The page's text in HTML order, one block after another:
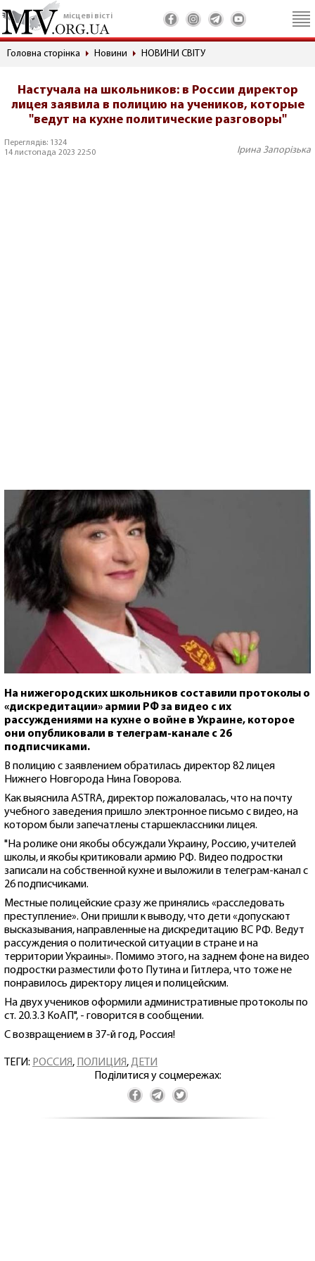
місцеві вісті
Головна сторінка Новини НОВИНИ СВІТУ
Настучала на школьников: в России директор
лицея заявила в полицию на учеников, которые
"ведут на кухне политические разговоры"
Переглядів: 1324
14 листопада 2023 22:50
Ірина Запорізька
На нижегородских школьников составили протоколы о
«дискредитации» армии РФ за видео с их
рассуждениями на кухне о войне в Украине, которое
они опубликовали в телеграм-канале с 26
подписчиками.
В полицию с заявлением обратилась директор 82 лицея
Нижнего Новгорода Нина Говорова.
Как выяснила ASTRA, директор пожаловалась, что на почту
учебного заведения пришло электронное письмо с видео, на
котором были запечатлены старшеклассники лицея.
"На ролике они якобы обсуждали Украину, Россию, учителей
школы, и якобы критиковали армию РФ. Видео подростки
записали на собственной кухне и выложили в телеграм-канал с
26 подписчиками.
Местные полицейские сразу же принялись «расследовать
преступление». Они пришли к выводу, что дети «допускают
высказывания, направленные на дискредитацию ВС РФ. Ведут
рассуждения о политической ситуации в стране и на
территории Украины». Помимо этого, на заднем фоне на видео
подростки разместили фото Путина и Гитлера, что тоже не
понравилось директору лицея и полицейским.
На двух учеников оформили административные протоколы по
ст. 20.3.3 КоАП", - говорится в сообщении.
С возвращением в 37-й год, Россия!
ТЕГИ: РОССИЯ, ПОЛИЦИЯ,ДЕТИ
Поділитися у соцмережах: